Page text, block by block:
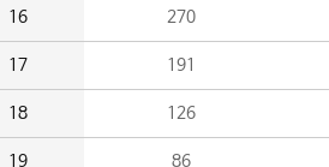
16 270
17 191
18 126
19 86